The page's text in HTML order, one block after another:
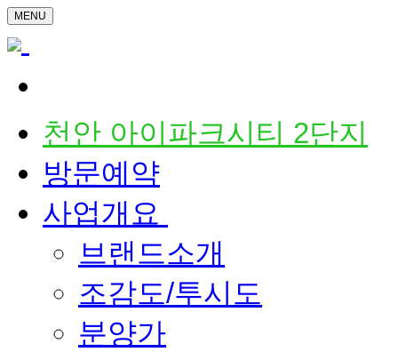
MENU
천안 아이파크시티 2단지
방문예약
사업개요
브랜드소개
조감도/투시도
분양가